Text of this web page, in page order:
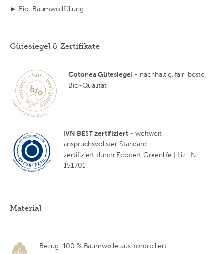
► Bio-Baumwollfüllung
Gütesiegel & Zertifikate
Cotonea Gütesiegel - nachhaltig, fair, beste
Bio-Qualität
IVN BEST zertifiziert - weltweit
anspruchsvollster Standard
zertifiziert durch Ecocert Greenlife | Liz.-Nr.
151701
Material
Bezug: 100 % Baumwolle aus kontrolliert